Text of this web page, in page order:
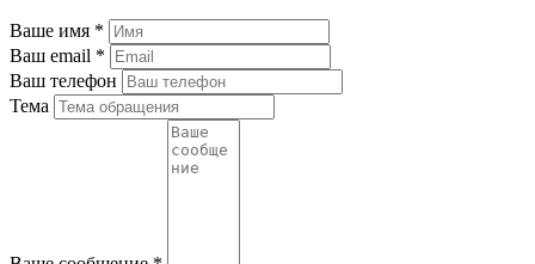
Ваше имя *
Ваш email *
Ваш телефон
Тема